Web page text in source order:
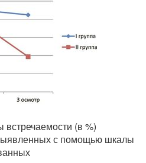
встречаемости (в %)
с помощью шкалы